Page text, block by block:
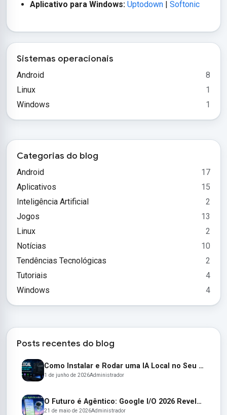
Sistemas operacionais
Android
8
Linux
1
Windows
1
Categorias do blog
Android
17
Aplicativos
15
Inteligência Artificial
2
Jogos
13
Linux
2
Notícias
10
Tendências Tecnológicas
2
Tutoriais
4
Windows
4
Aplicativo para Windows: Uptodown |Softonic
Posts recentes do blog
Como Instalar e Rodar uma IA Local no Seu PC em 2026 (Guia Completo para Iniciantes)
1 de junho de 2026Administrador
O Futuro é Agêntico: Google I/O 2026 Revela um Android Autônomo e Óculos Inteligentes
21 de maio de 2026Administrador